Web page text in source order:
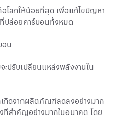
โลกให้น้อยที่สุด เพื่อแก้ไขปัญหา
ปล่อยคาร์บอนทั้งหมด
อน
ะปรับเปลี่ยนแหล่งพลังงานใน
เกิดจากผลิตภัณฑ์ลดลงอย่างมาก
ที่สำคัญอย่างมากในอนาคต โดย